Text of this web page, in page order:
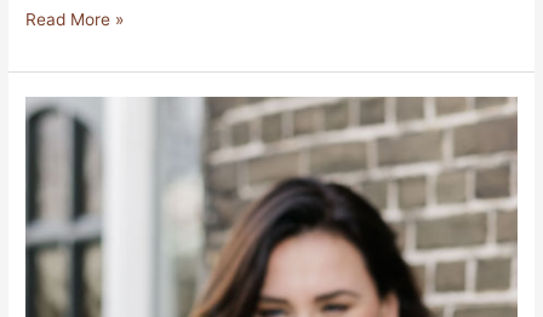
Read More »
Hoe
tussen
alle
virtual
assistants?